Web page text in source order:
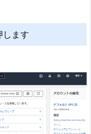
します